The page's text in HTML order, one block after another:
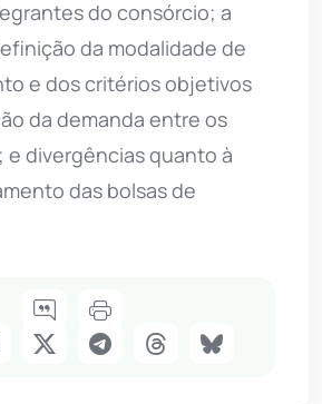
do consórcio; a
da modalidade de
e dos critérios objetivos
da demanda entre os
divergências quanto à
das bolsas de